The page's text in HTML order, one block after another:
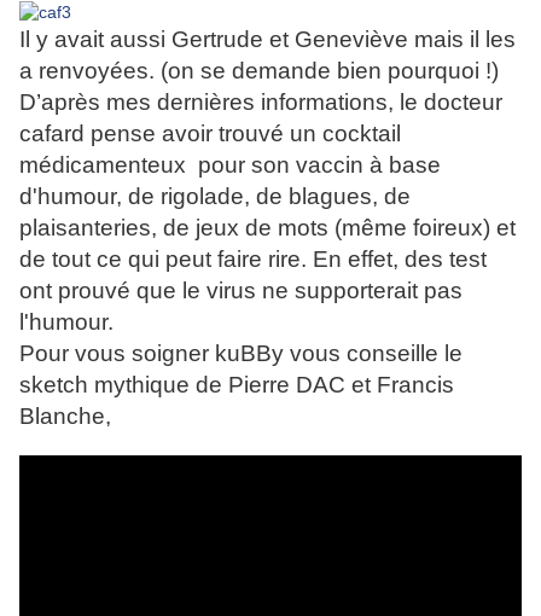
Il y avait aussi Gertrude et Geneviève mais il les
a renvoyées. (on se demande bien pourquoi !)
D’après mes dernières informations, le docteur
cafard pense avoir trouvé un cocktail
médicamenteux pour son vaccin à base
d'humour, de rigolade, de blagues, de
plaisanteries, de jeux de mots (même foireux) et
de tout ce qui peut faire rire. En effet, des test
ont prouvé que le virus ne supporterait pas
l'humour.
Pour vous soigner kuBBy vous conseille le
sketch mythique de Pierre DAC et Francis
Blanche,